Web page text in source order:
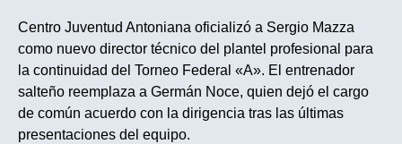
Centro Juventud Antoniana oficializó a Sergio Mazza
como nuevo director técnico del plantel profesional para
la continuidad del Torneo Federal «A». El entrenador
salteño reemplaza a Germán Noce, quien dejó el cargo
de común acuerdo con la dirigencia tras las últimas
presentaciones del equipo.